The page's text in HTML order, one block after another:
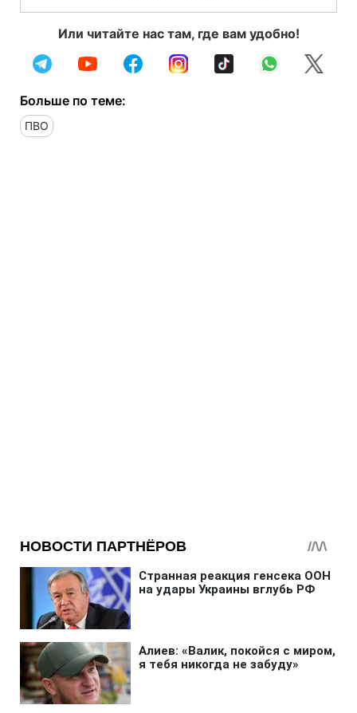
Или читайте нас там, где вам удобно!
Больше по теме:
ПВО